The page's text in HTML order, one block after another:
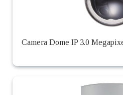
Camera Dome IP 3.0